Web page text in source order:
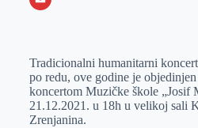
e
r
I
n
s
A
p
a
i
l
Tradicionalni humanitarni
po redu, ove godine je
koncertom Muzičke škole „Josif
21.12.2021. u 18h u velikoj sali
Zrenjanina.